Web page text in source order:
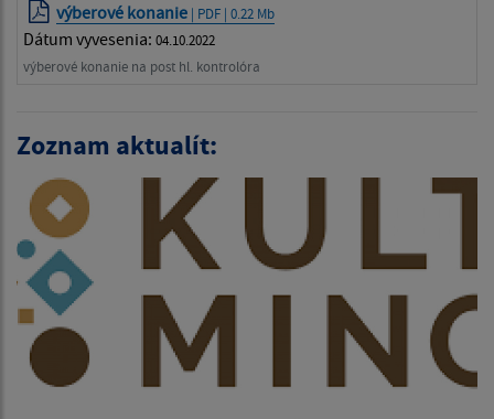
výberové konanie | PDF | 0.22 Mb
Dátum vyvesenia: 04.10.2022
výberové konanie na post hl. kontrolóra
Zoznam aktualít: